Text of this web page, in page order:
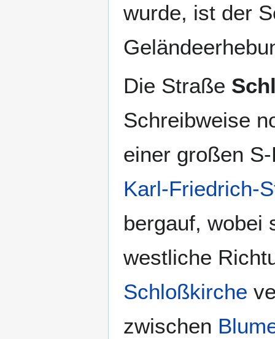
wurde, ist der
Die Straße
Schreibweise
einer großen
Karl-Friedrich-
bergauf, wobei
westliche
Schloßkirche
zwischen